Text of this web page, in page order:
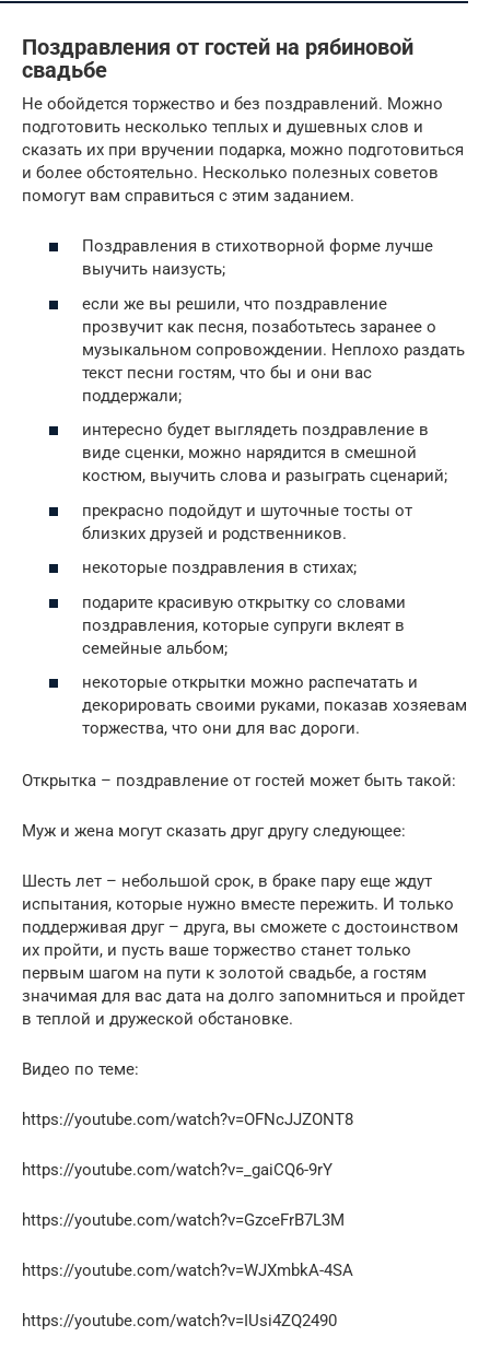
Поздравления от гостей на рябиновой
свадьбе
Не обойдется торжество и без поздравлений. Можно
подготовить несколько теплых и душевных слов и
сказать их при вручении подарка, можно подготовиться
и более обстоятельно. Несколько полезных советов
помогут вам справиться с этим заданием.
Поздравления в стихотворной форме лучше
выучить наизусть;
если же вы решили, что поздравление
прозвучит как песня, позаботьтесь заранее о
музыкальном сопровождении. Неплохо раздать
текст песни гостям, что бы и они вас
поддержали;
интересно будет выглядеть поздравление в
виде сценки, можно нарядится в смешной
костюм, выучить слова и разыграть сценарий;
прекрасно подойдут и шуточные тосты от
близких друзей и родственников.
некоторые поздравления в стихах;
подарите красивую открытку со словами
поздравления, которые супруги вклеят в
семейные альбом;
некоторые открытки можно распечатать и
декорировать своими руками, показав хозяевам
торжества, что они для вас дороги.
Открытка – поздравление от гостей может быть такой:
Муж и жена могут сказать друг другу следующее:
Шесть лет – небольшой срок, в браке пару еще ждут
испытания, которые нужно вместе пережить. И только
поддерживая друг – друга, вы сможете с достоинством
их пройти, и пусть ваше торжество станет только
первым шагом на пути к золотой свадьбе, а гостям
значимая для вас дата на долго запомниться и пройдет
в теплой и дружеской обстановке.
Видео по теме:
https://youtube.com/watch?v=OFNcJJZONT8
https://youtube.com/watch?v=_gaiCQ6-9rY
https://youtube.com/watch?v=GzceFrB7L3M
https://youtube.com/watch?v=WJXmbkA-4SA
https://youtube.com/watch?v=IUsi4ZQ2490